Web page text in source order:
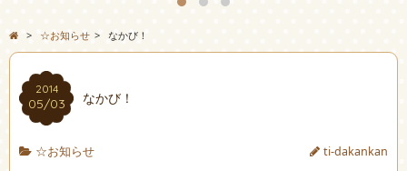
> ☆お知らせ > なかび！
2014
05/03 なかび！
☆お知らせ ti-dakankan